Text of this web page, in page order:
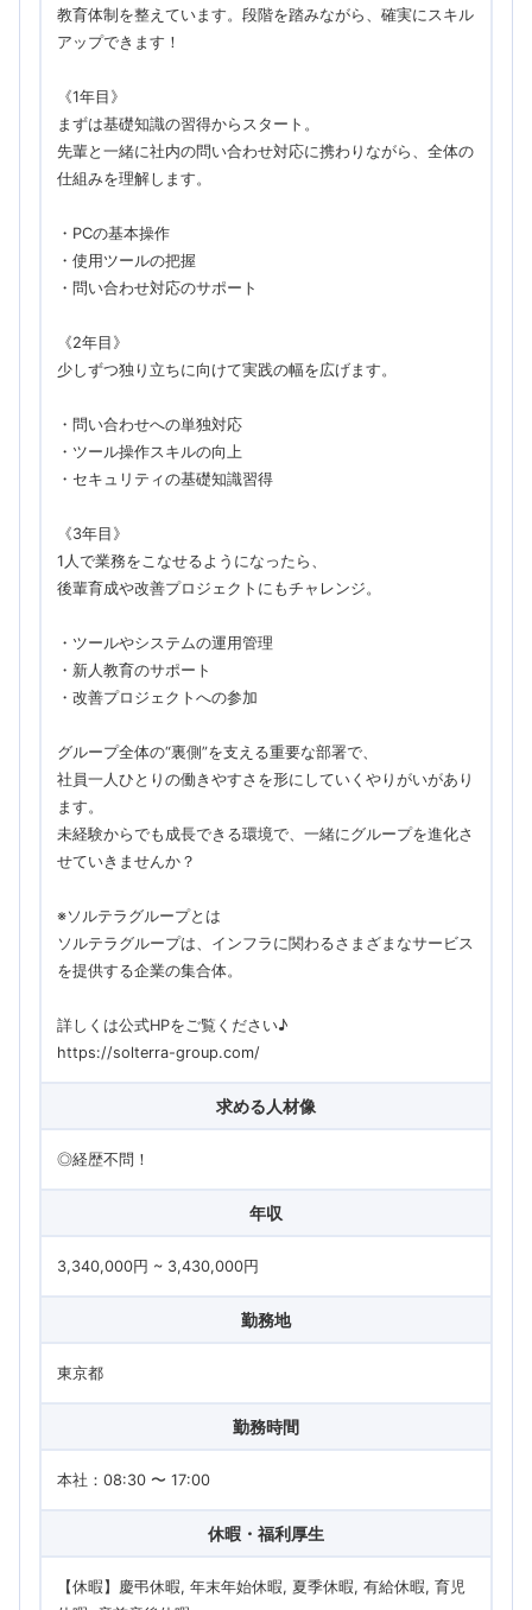
教育体制を整えています。段階を踏みながら、確実にスキル
アップできます！
《1年目》
まずは基礎知識の習得からスタート。
先輩と一緒に社内の問い合わせ対応に携わりながら、全体の
仕組みを理解します。
・PCの基本操作
・使用ツールの把握
・問い合わせ対応のサポート
《2年目》
少しずつ独り立ちに向けて実践の幅を広げます。
・問い合わせへの単独対応
・ツール操作スキルの向上
・セキュリティの基礎知識習得
《3年目》
1人で業務をこなせるようになったら、
後輩育成や改善プロジェクトにもチャレンジ。
・ツールやシステムの運用管理
・新人教育のサポート
・改善プロジェクトへの参加
グループ全体の“裏側”を支える重要な部署で、
社員一人ひとりの働きやすさを形にしていくやりがいがあり
ます。
未経験からでも成長できる環境で、一緒にグループを進化さ
せていきませんか？
※ソルテラグループとは
ソルテラグループは、インフラに関わるさまざまなサービス
を提供する企業の集合体。
詳しくは公式HPをご覧ください♪
https://solterra-group.com/
求める人材像
◎経歴不問！
年収
3,340,000円 ~ 3,430,000円
勤務地
東京都
勤務時間
本社：08:30 〜 17:00
休暇・福利厚生
【休暇】慶弔休暇, 年末年始休暇, 夏季休暇, 有給休暇, 育児